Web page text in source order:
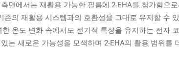
면에서는 재활용 가능한 필름에 2-EHA를 첨가함으
존의 재활용 시스템과의 호환성을 그대로 유지할 수
온도 변화 속에서도 전기적 특성을 유지하는 전자
는 새로운 가능성을 모색하며 2-EHA의 활용 범위를